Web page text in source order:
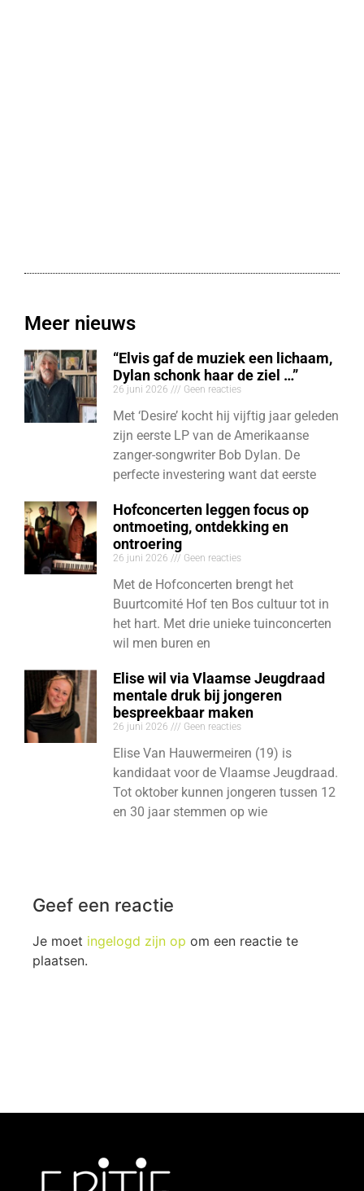
Meer nieuws
“Elvis gaf de muziek een lichaam,
Dylan schonk haar de ziel …”
26 juni 2026 Geen reacties
Met ‘Desire’ kocht hij vijftig jaar geleden
zijn eerste LP van de Amerikaanse
zanger-songwriter Bob Dylan. De
perfecte investering want dat eerste
Hofconcerten leggen focus op
ontmoeting, ontdekking en
ontroering
26 juni 2026 Geen reacties
Met de Hofconcerten brengt het
Buurtcomité Hof ten Bos cultuur tot in
het hart. Met drie unieke tuinconcerten
wil men buren en
Elise wil via Vlaamse Jeugdraad
mentale druk bij jongeren
bespreekbaar maken
26 juni 2026 Geen reacties
Elise Van Hauwermeiren (19) is
kandidaat voor de Vlaamse Jeugdraad.
Tot oktober kunnen jongeren tussen 12
en 30 jaar stemmen op wie
Geef een reactie
Je moet ingelogd zijn op om een reactie te
plaatsen.